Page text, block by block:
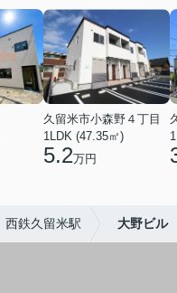
久留米市小森野４丁目
1LDK (47.35㎡)
5.2万円
西鉄久留米駅 大野ビル